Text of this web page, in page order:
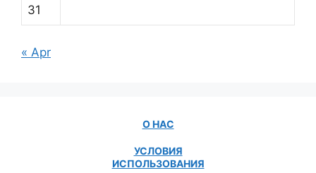
31
« Apr
О НАС
УСЛОВИЯ
ИСПОЛЬЗОВАНИЯ